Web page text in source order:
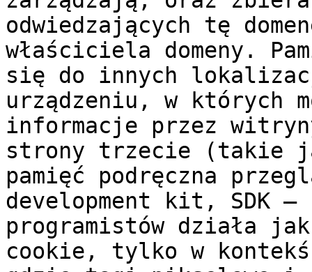
odwiedzających tę
właściciela domeny.
się do innych
urządzeniu, w których
informacje przez
strony trzecie (takie
pamięć podręczna
development kit, SDK
programistów działa
cookie, tylko w